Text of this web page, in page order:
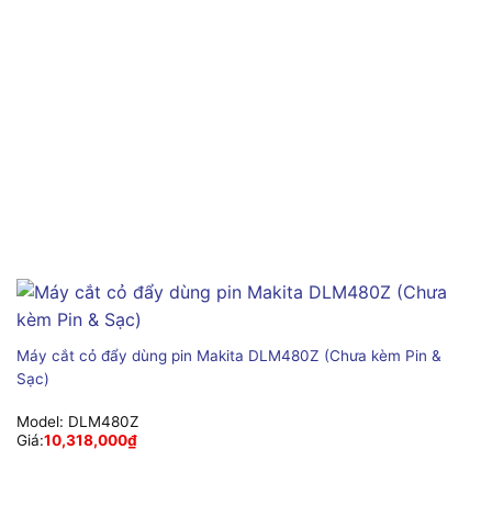
Máy cắt cỏ đẩy dùng pin Makita DLM480Z (Chưa kèm Pin &
Sạc)
Model: DLM480Z
Giá:10,318,000₫